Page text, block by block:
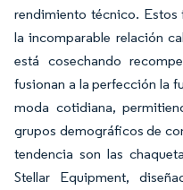
rendimiento técnico. Estos
la incomparable relación
está cosechando
fusionan a la perfección la
moda cotidiana,
grupos demográficos de
tendencia son las
Stellar Equipment,